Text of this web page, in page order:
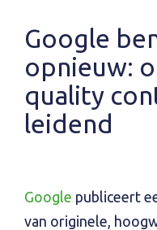
Google
opnieuw:
quality
leidend
Google publiceert
van originele,